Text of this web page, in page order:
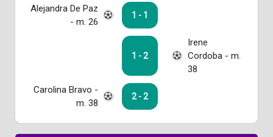
Alejandra De Paz
- m. 26
1 - 1
1 - 2
Irene
Cordoba - m.
38
Carolina Bravo -
m. 38
2 - 2